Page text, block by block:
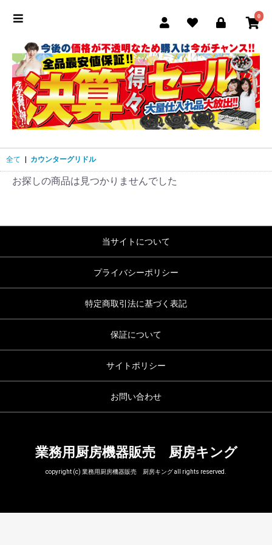
0
全て カウンターグリドル
お探しの商品は見つかりませんでした
当サイトについて
プライバシーポリシー
特定商取引法に基づく表記
保証について
サイトポリシー
お問い合わせ
業務用厨房機器販売 厨房キング
copyright (c) 業務用厨房機器販売 厨房キング all rights reserved.